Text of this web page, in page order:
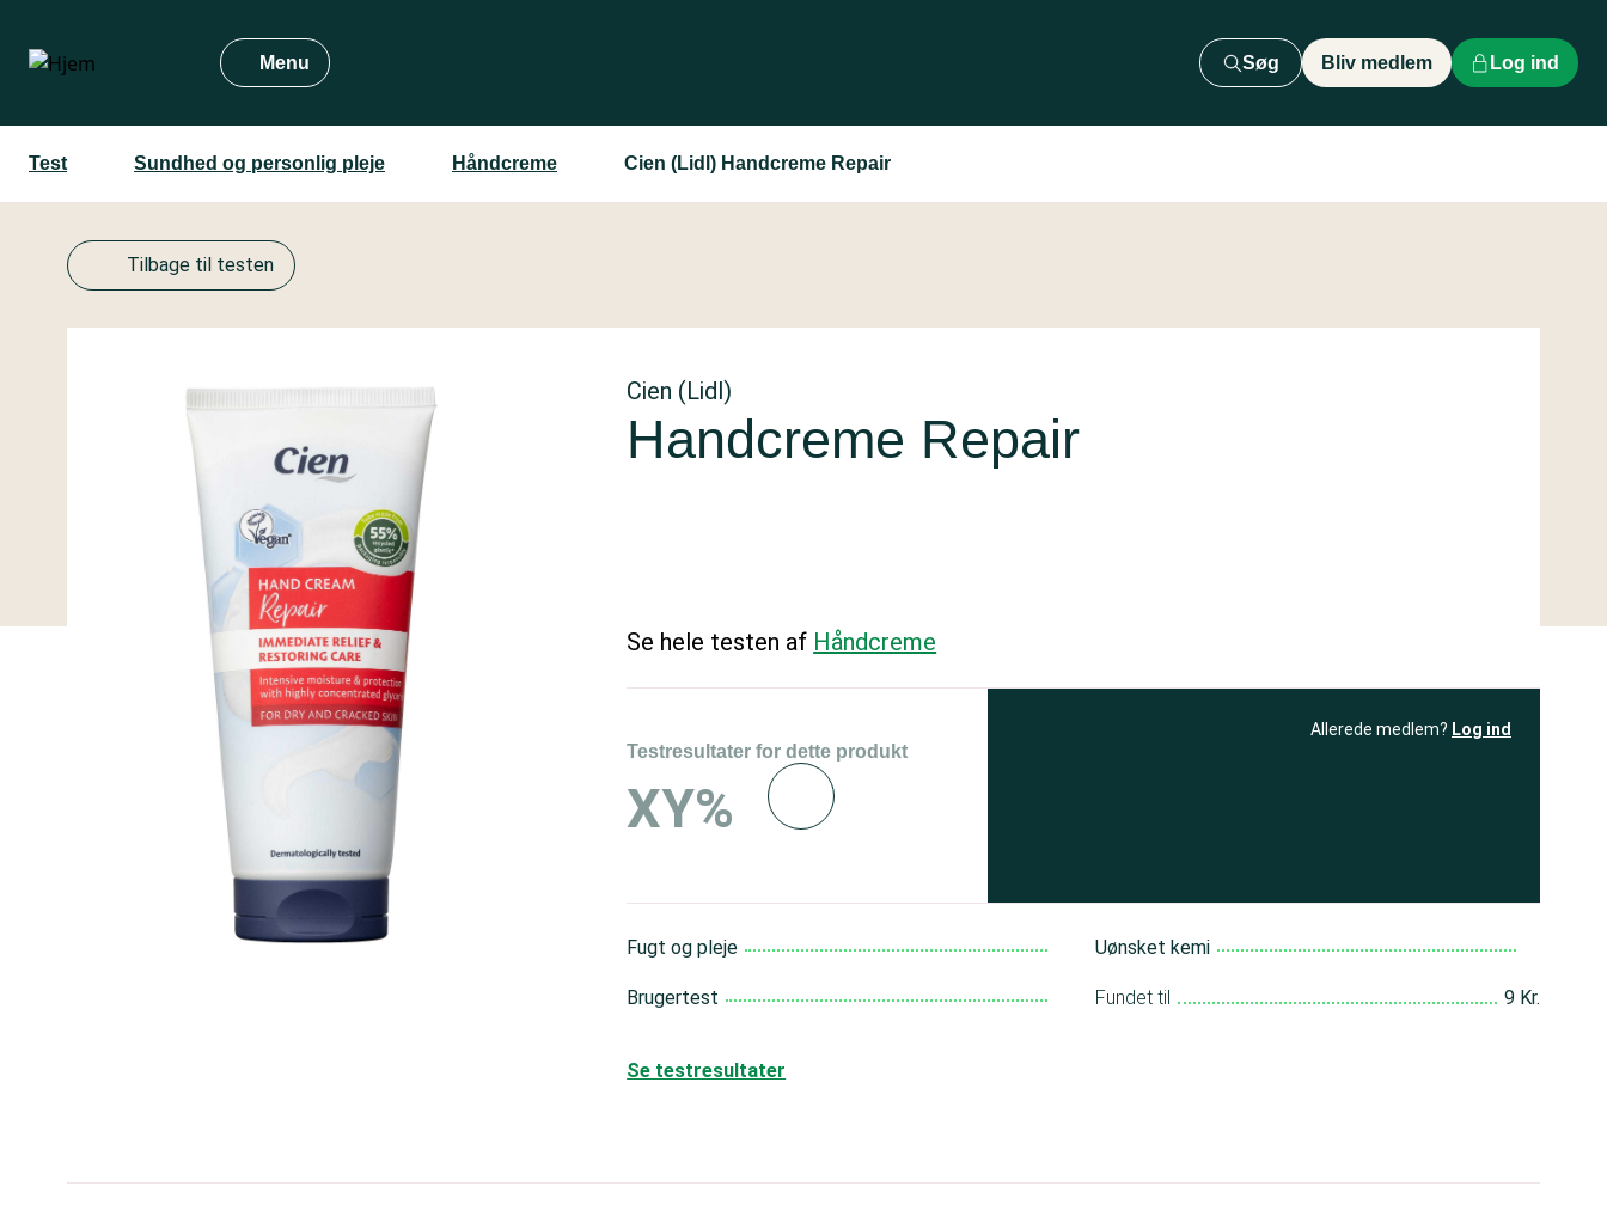
hovedindhold
Menu Søg Bliv medlem Log ind
Test Sundhed og personlig pleje Håndcreme Cien (Lidl) Handcreme Repair
Tilbage til testen
Cien (Lidl)
Handcreme Repair
Se hele testen af Håndcreme
Testresultater for dette produkt
XY%
Allerede medlem? Log ind
Fugt og pleje
Brugertest
Uønsket kemi
Fundet til 9 Kr.
Se testresultater